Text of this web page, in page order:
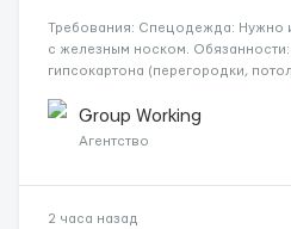
Требования: Спецодежда: Нужно
с железным носком.
гипсокартона (перегородки,
малярных работ (шпатлевка,
Штукатурные работы ...
Group Working
Агентство
2 часа назад